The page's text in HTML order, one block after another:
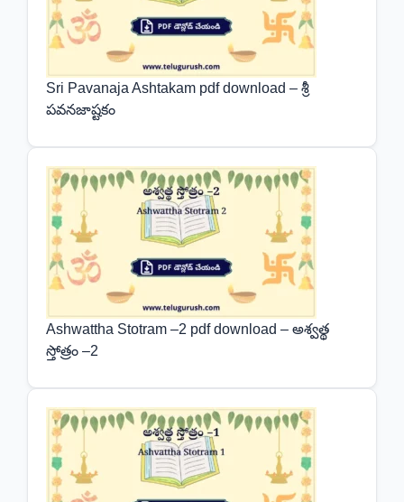
Sri Pavanaja Ashtakam pdf download – శ్రీ
పవనజాష్టకం
Ashwattha Stotram –2 pdf download – అశ్వత్థ
స్తోత్రం –2